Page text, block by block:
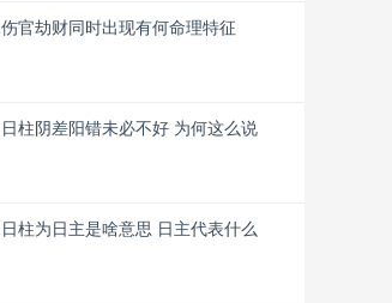
伤官劫财同时出现有何命理特征
日柱阴差阳错未必不好 为何这么说
日柱为日主是啥意思 日主代表什么